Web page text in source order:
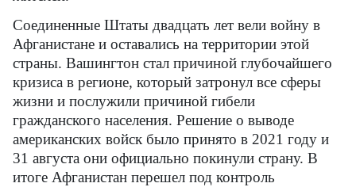
Соединенные Штаты двадцать лет вели войну в
Афганистане и оставались на территории этой
страны. Вашингтон стал причиной глубочайшего
кризиса в регионе, который затронул все сферы
жизни и послужили причиной гибели
гражданского населения. Решение о выводе
американских войск было принято в 2021 году и
31 августа они официально покинули страну. В
итоге Афганистан перешел под контроль